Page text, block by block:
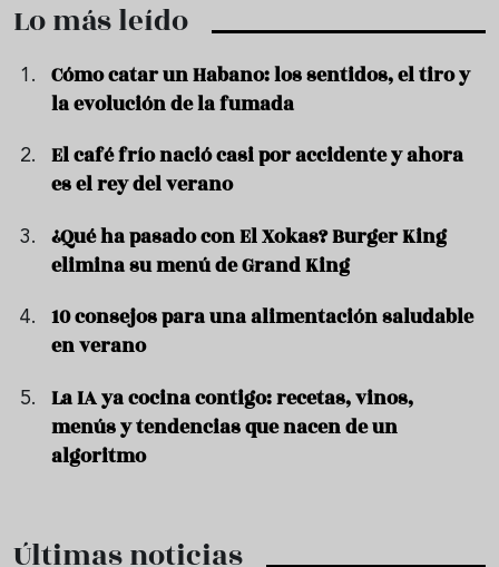
Lo más leído
Cómo catar un Habano: los sentidos, el tiro y
la evolución de la fumada
El café frío nació casi por accidente y ahora
es el rey del verano
¿Qué ha pasado con El Xokas? Burger King
elimina su menú de Grand King
10 consejos para una alimentación saludable
en verano
La IA ya cocina contigo: recetas, vinos,
menús y tendencias que nacen de un
algoritmo
Últimas noticias